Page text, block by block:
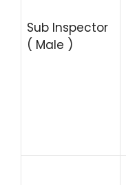
Sub Inspector
( Male )